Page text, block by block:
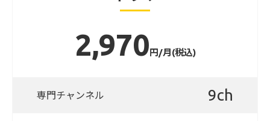
2,970 円/月(税込)
専門チャンネル 9ch